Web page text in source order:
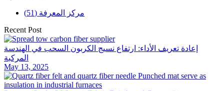
مركز المعرفة (51)
Recent Post
إعادة تعريف الأداء: ارتفاع نسيج الكربون السحب في الهندسة
المركبة
May 13, 2025